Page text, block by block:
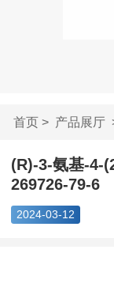
首页> 产品展厅
丁...
(R)-3-氨基-4-
269726-79-6
2024-03-12